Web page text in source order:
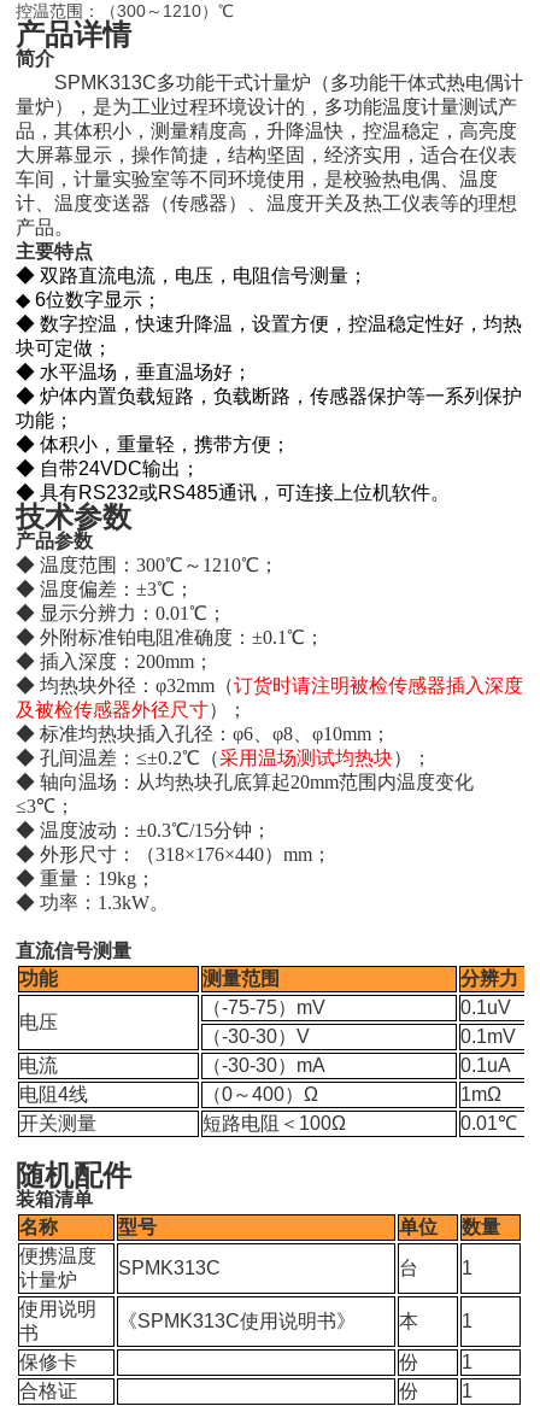
控温范围：（300～1210）℃
产品详情
简介
SPMK313C多功能干式计量炉（多功能干体式热电偶计
量炉），是为工业过程环境设计的，多功能温度计量测试产
品，其体积小，测量精度高，升降温快，控温稳定，高亮度
大屏幕显示，操作简捷，结构坚固，经济实用，适合在仪表
车间，计量实验室等不同环境使用，是校验热电偶、温度
计、温度变送器（传感器）、温度开关及热工仪表等的理想
产品。
主要特点
◆双路直流电流，电压，电阻信号测量；
◆6位数字显示；
◆数字控温，快速升降温，设置方便，控温稳定性好，均热
块可定做；
◆ 水平温场，垂直温场好；
◆炉体内置负载短路，负载断路，传感器保护等一系列保护
功能；
◆体积小，重量轻，携带方便；
◆ 自带24VDC输出；
◆具有RS232或RS485通讯，可连接上位机软件。
技术参数
产品参数
◆ 温度范围：300℃～ 1210℃；
◆ 温度偏差：±3℃；
◆ 显示分辨力：0.01℃；
◆ 外附标准铂电阻准确度：±0.1℃；
◆ 插入深度： 200mm ；
◆ 均热块外径：φ32mm （订货时请注明被检传感器插入深度
及被检传感器外径尺寸）；
◆ 标准均热块插入孔径：φ6 、φ8 、φ10mm ；
◆ 孔间温差：≤±0.2℃（采用温场测试均热块）；
◆ 轴向温场：从均热块孔底算起20mm范围内温度变化
≤3℃；
◆ 温度波动：±0.3℃/15分钟；
◆ 外形尺寸：（318×176×440）mm ；
◆ 重量： 19kg ；
◆ 功率： 1.3kW。
直流信号测量
功能
测量范围 分辨力
电压
（-75-75）mV
0.1uV
（-30-30）V
0.1mV
电流
（-30-30）mA
0.1uA
电阻4线
（0～400）Ω
1mΩ
开关测量
短路电阻＜100Ω 0.01℃
随机配件
装箱清单
名称
型号 单位
数量
便携温度
计量炉
SPMK313C 台
1
使用说明
书
《SPMK313C使用说明书》 本
1
保修卡
份
1
合格证
份 1